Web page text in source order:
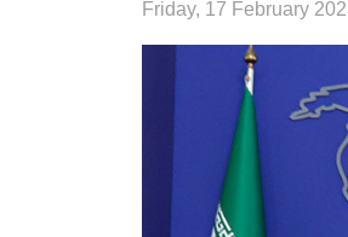
Friday, 17 February